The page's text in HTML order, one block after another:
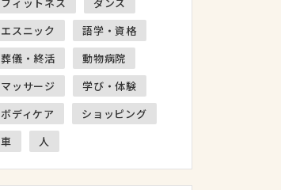
エスニック
語学・資格
葬儀・終活
動物病院
マッサージ
学び・体験
ボディケア
ショッピング
車
人